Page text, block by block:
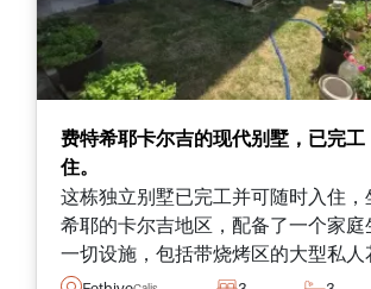
费特希耶卡尔吉的现代别墅，已完工
住。
这栋独立别墅已完工并可随时入住，
希耶的卡尔吉地区，配备了一个家庭
一切设施，包括带烧烤区的大型私人
池。